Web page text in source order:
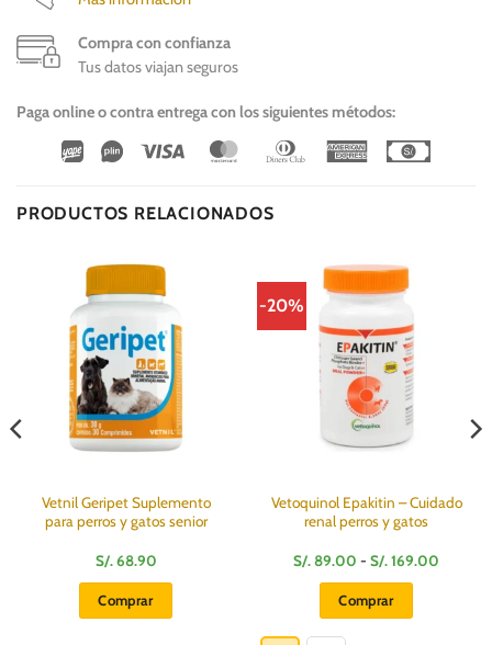
Compra con confianza
Tus datos viajan seguros
Paga online o contra entrega con los siguientes métodos:
Wirecard
Vipps Visa MasterCardDinners
American
PRODUCTOS RELACIONADOS
Vetnil Geripet Suplemento
para perros y gatos senior
S/.68.90
Comprar
-20%
Vetoquinol Epakitin – Cuidado
renal perros y gatos
S/.89.00 - S/.169.00
Comprar